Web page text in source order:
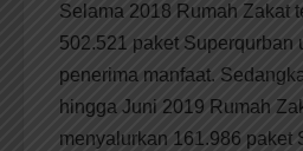
Selama 2018 Rumah Zakat
502.521 paket Superqurban
penerima manfaat.
hingga Juni 2019 Rumah
menyalurkan 161.986 paket